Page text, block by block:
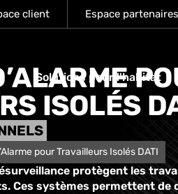
client Espace partenaires
Solutions pour l'habitat
ISOLÉS
pour Travailleurs Isolés DATI
protègent les
Ces systèmes permettent de